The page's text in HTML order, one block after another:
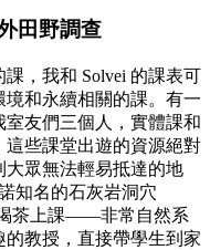
田野調查
，我和 Solvei 的課表可
和永續相關的課。有一
友們三個人，實體課和
些課堂出遊的資源絕對
眾無法輕易抵達的地
知名的石灰岩洞穴
喝茶上課——非常自然系
教授，直接帶學生到家